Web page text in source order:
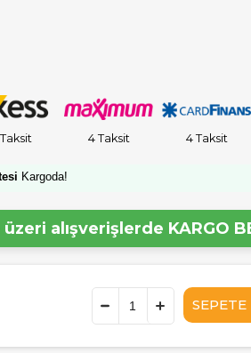
4 Taksit 4 Taksit
Kargoda!
alışverişlerde KARGO